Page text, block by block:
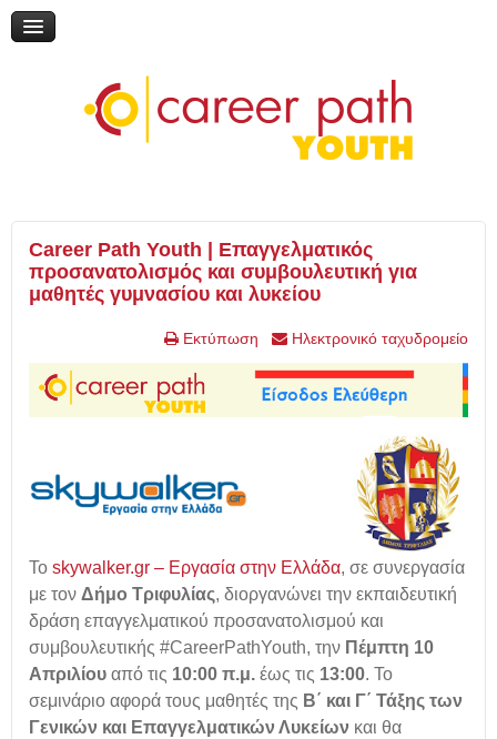
Online Ημερίδα: "Επικαιροποιώντας την τηλεμάθηση"
My Gap Feel & Fill Festival
Career Path Youth | Επαγγελματικός
προσανατολισμός και συμβουλευτική για
μαθητές γυμνασίου και λυκείου
Εκτύπωση Ηλεκτρονικό ταχυδρομείο
Το skywalker.gr – Εργασία στην Ελλάδα, σε συνεργασία
με τον Δήμο Τριφυλίας, διοργανώνει την εκπαιδευτική
δράση επαγγελματικού προσανατολισμού και
συμβουλευτικής #CareerPathYouth, την Πέμπτη 10
Απριλίου από τις 10:00 π.μ. έως τις 13:00. Το
σεμινάριο αφορά τους μαθητές της Β΄ και Γ΄ Τάξης των
Γενικών και Επαγγελματικών Λυκείων και θα